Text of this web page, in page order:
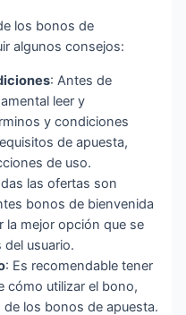
los bonos de
algunos consejos:
: Antes de
leer y
y condiciones
de apuesta,
de uso.
las ofertas son
bonos de bienvenida
la mejor opción que se
del usuario.
: Es recomendable tener
cómo utilizar el bono,
los bonos de apuesta.